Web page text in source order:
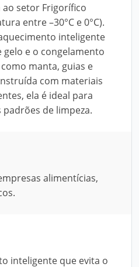
setor Frigorífico
entre –30°C e 0°C).
inteligente
e o congelamento
manta, guias e
com materiais
ela é ideal para
de limpeza.
alimentícias,
inteligente que evita o